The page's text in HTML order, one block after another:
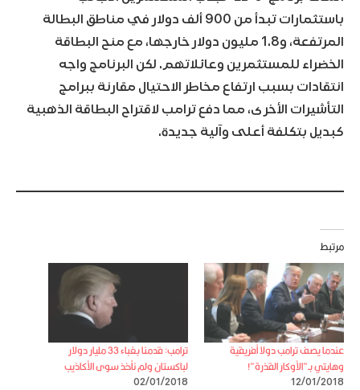
باستثمارات تبدأ من 900 ألف دولار في مناطق البطالة
المرتفعة، و1.8 مليون دولار خارجها، مع منح البطاقة
الخضراء للمستثمرين وعائلاتهم. لكن البرنامج واجه
انتقادات بسبب ارتفاع مخاطر الاحتيال مقارنة ببرامج
التأشيرات الأخرى، مما دفع ترامب لاقتراح البطاقة الذهبية
كبديل بتكلفة أعلى وآلية جديدة.
مرتبط
عندما يصف ترامب دولا أفريقية
وهايتي بـ”الأوكار القذرة”!
12/01/2018
ترامب: قدمنا بغباء 33 مليار دولار
لباكستان ولم نأخذ سوى الأكاذيب
02/01/2018